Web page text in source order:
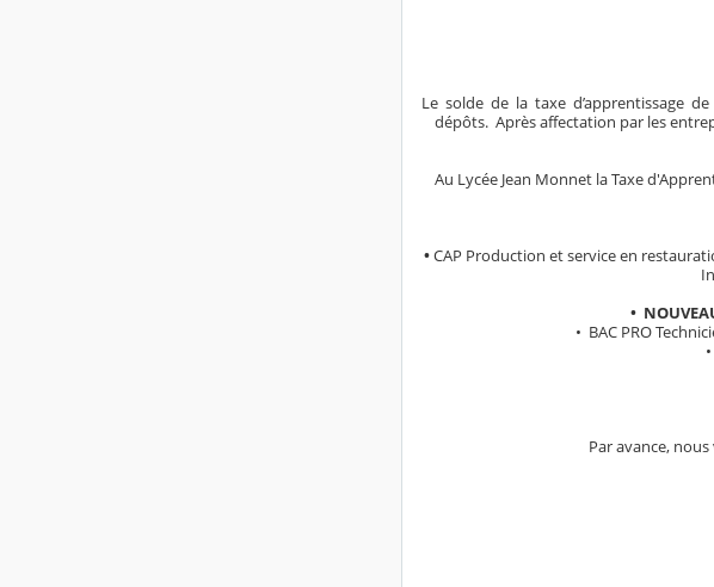
Le solde de la taxe d’apprentissage
dépôts. Après affectation par les
Au Lycée Jean Monnet la Taxe
•CAP Production et service en
•
• BAC PRO
Par avance,